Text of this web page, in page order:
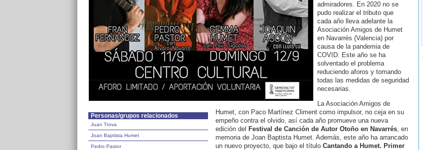
admiradores. En 2020 no se
pudo realizar el tributo que
cada año lleva adelante la
Asociación Amigos de Humet
en Navarrés (Valencia) por
causa de la pandemia de
COVID. Este año se ha
solventado el problema
reduciendo aforos y tomando
todas las medidas de seguridad
necesarias.
Personas/grupos relacionados
Juan Trova
Joan Baptista Humet
Pedro Pastor
La Asociación Amigos de
Humet, con Paco Martínez Climent como impulsor, no ceja en su
empeño contra el olvido, así cada año promueve una nueva
edición del Festival de Canción de Autor Otoño en Navarrés, en
memoria de Joan Baptista Humet. Además, este año ha arrancado
un nuevo proyecto, que bajo el título Cantando a Humet. Primer